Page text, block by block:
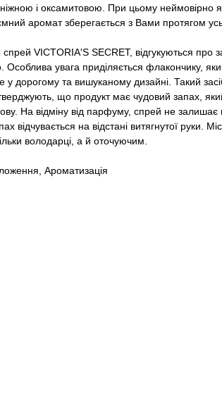
і оксамитовою. При цьому неймовірно
аромат зберегається з Вами протягом
спрей VICTORIA'S SECRET, відгукуються про
Особлива увага приділяється флакончику,
у дорогому та вишуканому дизайні. Такий
що продукт має чудовий запах,
На відміну від парфуму, спрей не залишає
відчувається на відстані витягнутої руки.
володарці, а й оточуючим.
Ароматизація